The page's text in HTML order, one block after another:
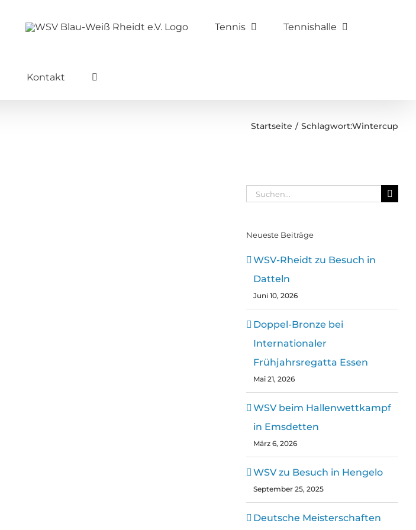
Tennis Tennishalle
Kontakt
Startseite Schlagwort:Wintercup
Suche
Neueste Beiträge
WSV-Rheidt zu Besuch in
Datteln
Juni 10, 2026
Doppel-Bronze bei
Internationaler
Frühjahrsregatta Essen
Mai 21, 2026
WSV beim Hallenwettkampf
in Emsdetten
März 6, 2026
WSV zu Besuch in Hengelo
September 25, 2025
Deutsche Meisterschaften